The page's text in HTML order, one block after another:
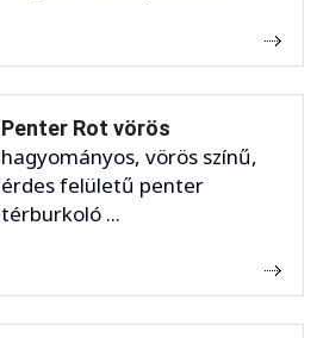
Penter Rot vörös
hagyományos, vörös színű,
érdes felületű penter
térburkoló ...